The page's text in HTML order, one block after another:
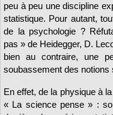
peu à peu une discipline
statistique. Pour autant,
de la psychologie ?
pas » de Heidegger, D.
bien au contraire, une
soubassement des notions
En effet, de la physique à
« La science pense » :